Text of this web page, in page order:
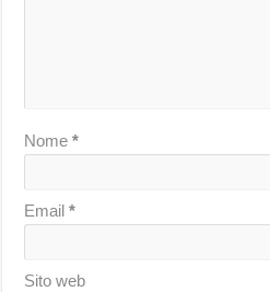
Nome*
Email*
Sito web